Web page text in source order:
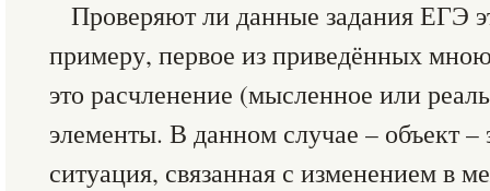
Проверяют ли данные задания ЕГЭ
примеру, первое из приведённых
это расчленение (мысленное или
элементы. В данном случае – объект –
ситуация, связанная с изменением в